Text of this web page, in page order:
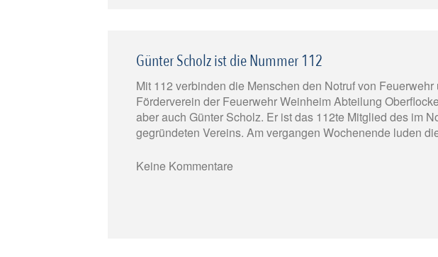
Günter Scholz ist die Nummer 112
Mit 112 verbinden die Menschen den Notruf von
Förderverein der Feuerwehr Weinheim Abteilung
aber auch Günter Scholz. Er ist das 112te Mitglied des im
gegründeten Vereins. Am vergangen Wochenende luden
Keine Kommentare